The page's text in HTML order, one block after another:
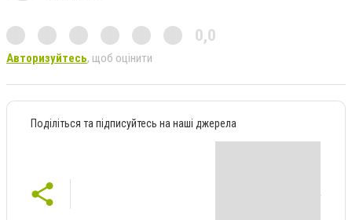
0,0
Авторизуйтесь, щоб оцінити
Поділіться та підписуйтесь на наші джерела